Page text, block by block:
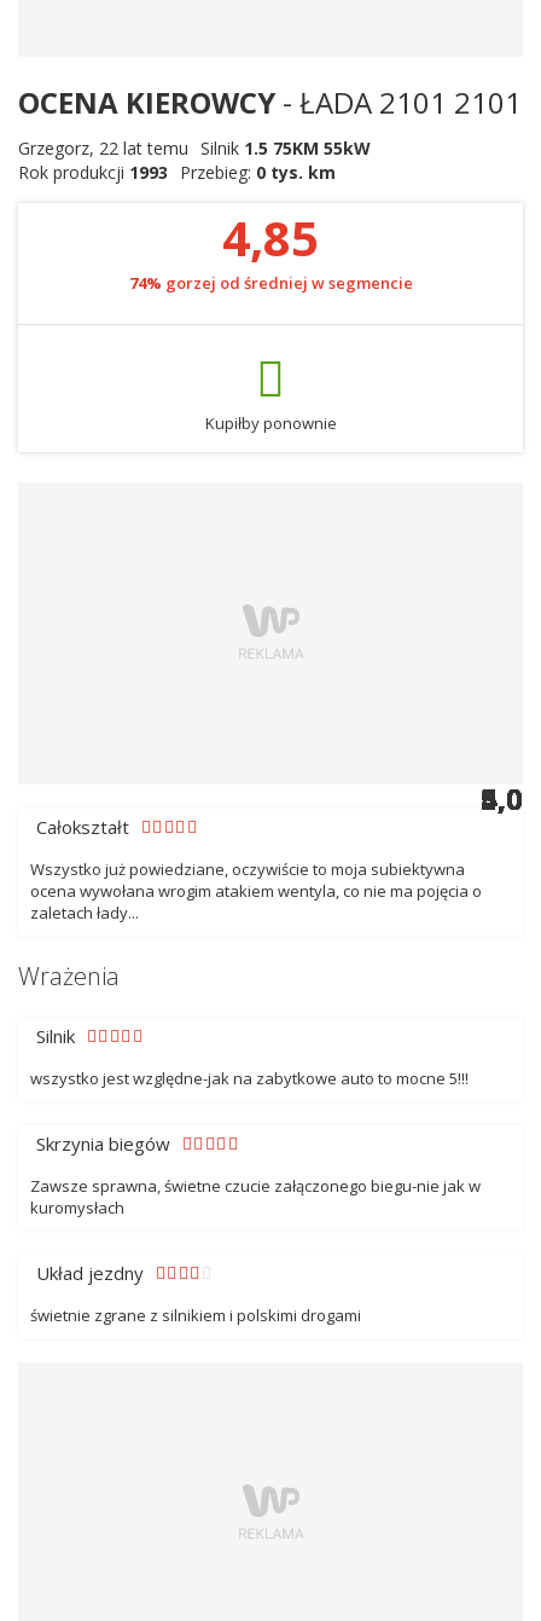
OCENA KIEROWCY - ŁADA 2101 2101
Grzegorz, 22 lat temu Silnik 1.5 75KM 55kW
Rok produkcji 1993 Przebieg: 0 tys. km
4,85
74% gorzej od średniej w segmencie
Kupiłby ponownie
5,0
Całokształt
Wszystko już powiedziane, oczywiście to moja subiektywna
ocena wywołana wrogim atakiem wentyla, co nie ma pojęcia o
zaletach łady...
Wrażenia
5,0
Silnik
wszystko jest względne-jak na zabytkowe auto to mocne 5!!!
5,0
Skrzynia biegów
Zawsze sprawna, świetne czucie załączonego biegu-nie jak w
kuromysłach
4,0
Układ jezdny
świetnie zgrane z silnikiem i polskimi drogami
5,0
5,0
5,0
5,0
4,0
5,0
5,0
5,0
5,0